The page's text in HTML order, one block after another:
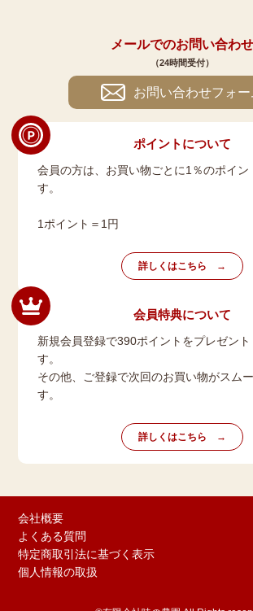
メールでのお問い合わせ
（24時間受付）
お問い合わせフォー
ポイントについて
会員の方は、お買い物ごとに1％のポイン
す。
1ポイント＝1円
詳しくはこちら
会員特典について
新規会員登録で390ポイントをプレゼント
す。
その他、ご登録で次回のお買い物がスム
す。
詳しくはこちら
会社概要
よくある質問
特定商取引法に基づく表示
個人情報の取扱